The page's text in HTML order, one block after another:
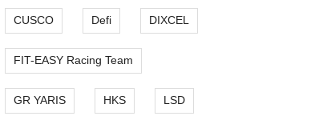
CUSCO Defi DIXCEL
FIT-EASY Racing Team
GR YARIS HKS LSD